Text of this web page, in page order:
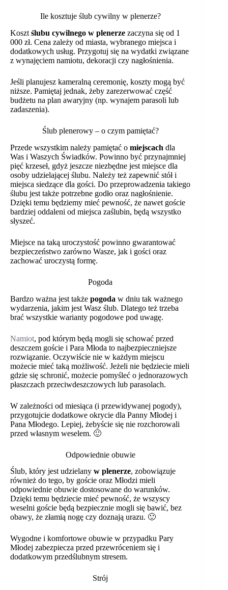
Imię*
Email *
Data i miejsce uroczystości*
Wiadomość*
Wyślij
Ile kosztuje ślub cywilny w plenerze?
Koszt ślubu cywilnego w plenerze zaczyna się od 1
000 zł. Cena zależy od miasta, wybranego miejsca i
dodatkowych usług. Przygotuj się na wydatki związane
z wynajęciem namiotu, dekoracji czy nagłośnienia.
Jeśli planujesz kameralną ceremonię, koszty mogą być
niższe. Pamiętaj jednak, żeby zarezerwować część
budżetu na plan awaryjny (np. wynajem parasoli lub
zadaszenia).
Ślub plenerowy – o czym pamiętać?
Przede wszystkim należy pamiętać o miejscach dla
Was i Waszych Świadków. Powinno być przynajmniej
pięć krzeseł, gdyż jeszcze niezbędne jest miejsce dla
osoby udzielającej ślubu. Należy też zapewnić stół i
miejsca siedzące dla gości. Do przeprowadzenia takiego
ślubu jest także potrzebne godło oraz nagłośnienie.
Dzięki temu będziemy mieć pewność, że nawet goście
bardziej oddaleni od miejsca zaślubin, będą wszystko
słyszeć.
Miejsce na taką uroczystość powinno gwarantować
bezpieczeństwo zarówno Wasze, jak i gości oraz
zachować uroczystą formę.
Pogoda
Bardzo ważna jest także pogoda w dniu tak ważnego
wydarzenia, jakim jest Wasz ślub. Dlatego też trzeba
brać wszystkie warianty pogodowe pod uwagę.
Namiot, pod którym będą mogli się schować przed
deszczem goście i Para Młoda to najbezpieczniejsze
rozwiązanie. Oczywiście nie w każdym miejscu
możecie mieć taką możliwość. Jeżeli nie będziecie mieli
gdzie się schronić, możecie pomyśleć o jednorazowych
płaszczach przeciwdeszczowych lub parasolach.
W zależności od miesiąca (i przewidywanej pogody),
przygotujcie dodatkowe okrycie dla Panny Młodej i
Pana Młodego. Lepiej, żebyście się nie rozchorowali
przed własnym weselem. 🙂
Odpowiednie obuwie
Ślub, który jest udzielany w plenerze, zobowiązuje
również do tego, by goście oraz Młodzi mieli
odpowiednie obuwie dostosowane do warunków.
Dzięki temu będziecie mieć pewność, że wszyscy
weselni goście będą bezpiecznie mogli się bawić, bez
obawy, że złamią nogę czy doznają urazu. 🙂
Wygodne i komfortowe obuwie w przypadku Pary
Młodej zabezpiecza przed przewróceniem się i
dodatkowym przedślubnym stresem.
Strój